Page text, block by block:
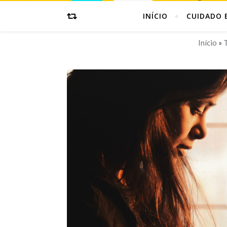
INÍCIO CUIDADO
Início »